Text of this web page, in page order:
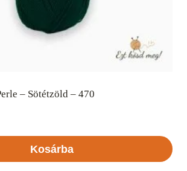
– Sötétzöld – 470
Kosárba